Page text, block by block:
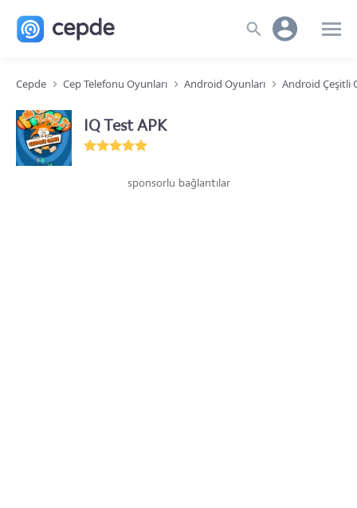
Cepde Cep Telefonu Oyunları Android Oyunları Android Çeşitli
IQ Test APK
sponsorlu bağlantılar